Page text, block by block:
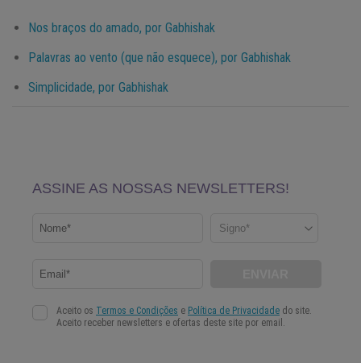
Nos braços do amado, por Gabhishak
Palavras ao vento (que não esquece), por Gabhishak
Simplicidade, por Gabhishak